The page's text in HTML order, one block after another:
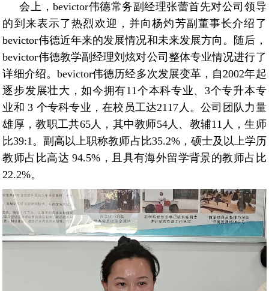
会上，bevictor伟德常务副经理张蕾首先对公司领导
的到来表示了热烈欢迎，并向杨灼芳副董事长介绍了
bevictor伟德近年来的发展情况和未来发展方向。随后，
bevictor伟德教学副经理刘炫对公司整体专业情况进行了
详细介绍。bevictor伟德历经多次发展变革，自2002年起
逐步发展壮大，如今拥有11个本科专业、3个专升本专
业和 3 个专科专业，在校员工达2117人。公司团队力量
雄厚，教职工共65人，其中教师54人、教辅11人，生师
比39:1。副高以上职称教师占比35.2%，硕士及以上学历
教师占比高达 94.5%，且具有海外留学背景的教师占比
22.2%。